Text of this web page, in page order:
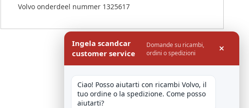
Volvo onderdeel nummer 1325617
Ingela scandcar
customer service
Domande su ricambi,
ordini o spedizioni
×
Ciao! Posso aiutarti con ricambi Volvo, il
tuo ordine o la spedizione. Come posso
aiutarti?